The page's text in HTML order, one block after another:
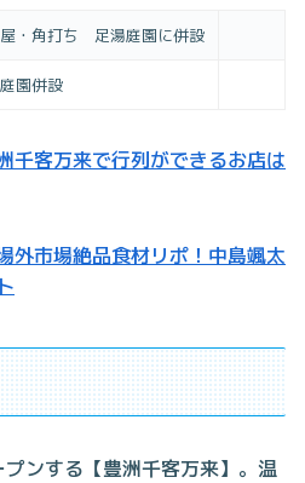
・角打ち 足湯庭園に併設
園併設
千客万来で行列ができるお店は
外市場絶品食材リポ！中島颯太
ンする【豊洲千客万来】。温